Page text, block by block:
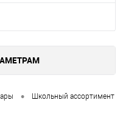
• Школьный ассортимент